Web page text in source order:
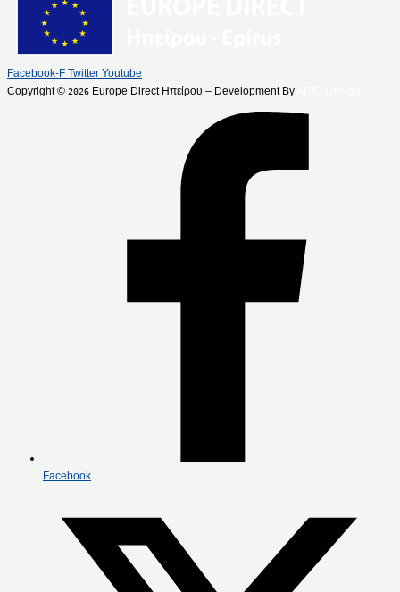
Facebook-F Twitter Youtube
Copyright © 2026 Europe Direct Ηπείρου – Development By
Facebook